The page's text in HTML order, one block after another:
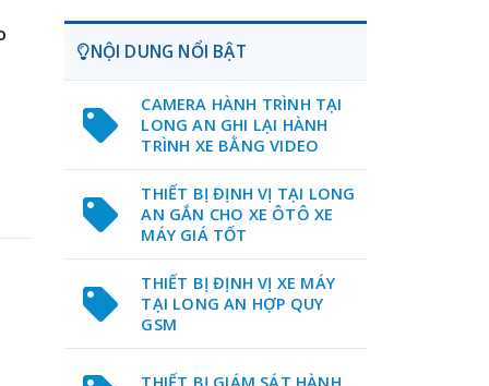
NỘI DUNG NỔI BẬT
CAMERA HÀNH TRÌNH TẠI
LONG AN GHI LẠI HÀNH
TRÌNH XE BẰNG VIDEO
THIẾT BỊ ĐỊNH VỊ TẠI LONG
AN GẮN CHO XE ÔTÔ XE
MÁY GIÁ TỐT
THIẾT BỊ ĐỊNH VỊ XE MÁY
TẠI LONG AN HỢP QUY
GSM
THIẾT BỊ GIÁM SÁT HÀNH